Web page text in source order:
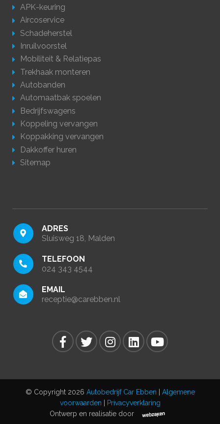
APK-keuring
Aircoservice
Schadeherstel
Inruilvoorstel
Mobiliteit & Relatiepas
Trekhaak monteren
Autobanden
Automaatbak spoelen
Bedrijfswagens
Koppeling vervangen
Koppakking vervangen
Dakkoffer huren
Sitemap
ADRES
Sluisweg 18, Malden
TELEFOON
024 343 4544
EMAIL
receptie@carebben.nl
© Copyright 2026 Autobedrijf Car Ebben
Algemene
voorwaarden
Privacyverklaring
Ontwerp en realisatie door